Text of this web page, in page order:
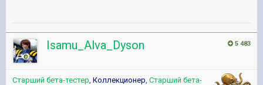
5 483
Isamu_Alva_Dyson
Старший бета-тестер Коллекционер Старший бета-